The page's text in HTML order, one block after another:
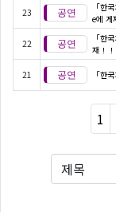
23
「한
e에 게
22
「한
재！！
21 「한
1